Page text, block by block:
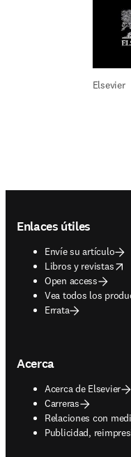
Elsevier
Enlaces útiles
Envíe su artículo
Libros y revistas
opens in new tab/
Open access
Vea todos los
Errata
Acerca
Acerca de Elsevier
Carreras
Relaciones con
Publicidad,
opens in new tab/